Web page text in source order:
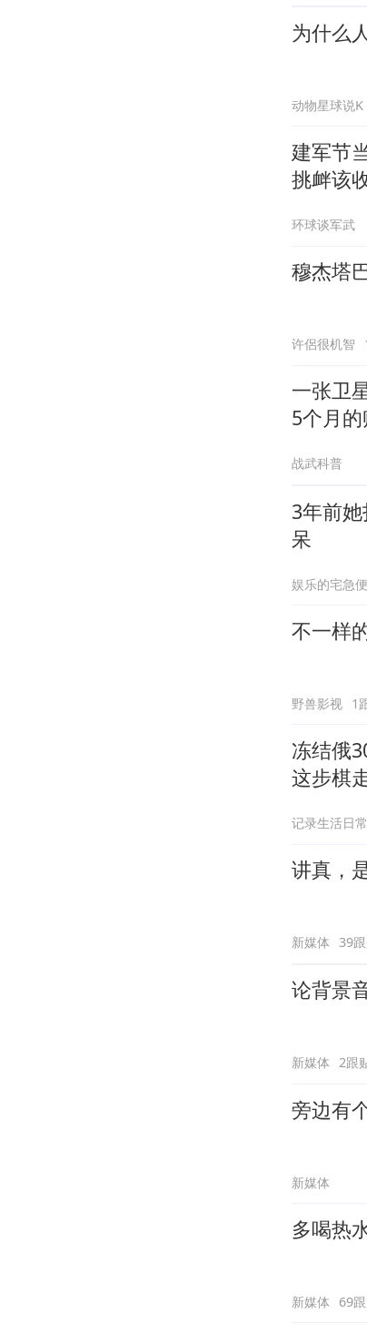
为什么
动物星球说K
建军节
挑衅该
环球谈军武
穆杰塔
许侶很机智
一张卫
5个月
战武科普
3年前
呆
娱乐的宅急便
不一样
野兽影视 1
冻结俄
这步棋
记录生活日
讲真，
新媒体 39
论背景
新媒体 2跟
旁边有
新媒体
多喝热
新媒体 69